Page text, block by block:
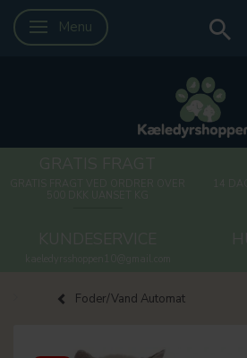
Skifte navigation
Menu
Foder/Vand Automat